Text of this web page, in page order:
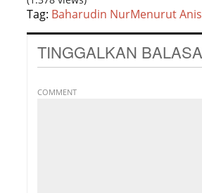
Tag: Baharudin NurMenurut Anis
TINGGALKAN
COMMENT